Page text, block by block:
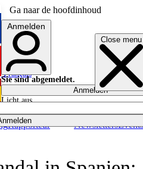
Ga naar de hoofdinhoud
Close menu
Rapporteur NewslettersEvents
English
Français
Anmelden
Sie sind abgemeldet.
Anmelden
Licht aus